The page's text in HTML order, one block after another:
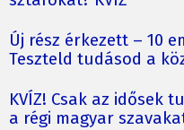
Új rész érkezett – 10
Teszteld tudásod a
KVÍZ! Csak az idősek
a régi magyar